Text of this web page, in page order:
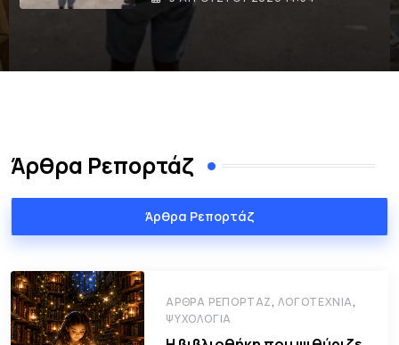
Άρθρα Ρεπορτάζ
Άρθρα Ρεπορτάζ
ΆΡΘΡΑ ΡΕΠΟΡΤΆΖ,ΛΟΓΟΤΕΧΝΊΑ,
ΨΥΧΟΛΟΓΊΑ